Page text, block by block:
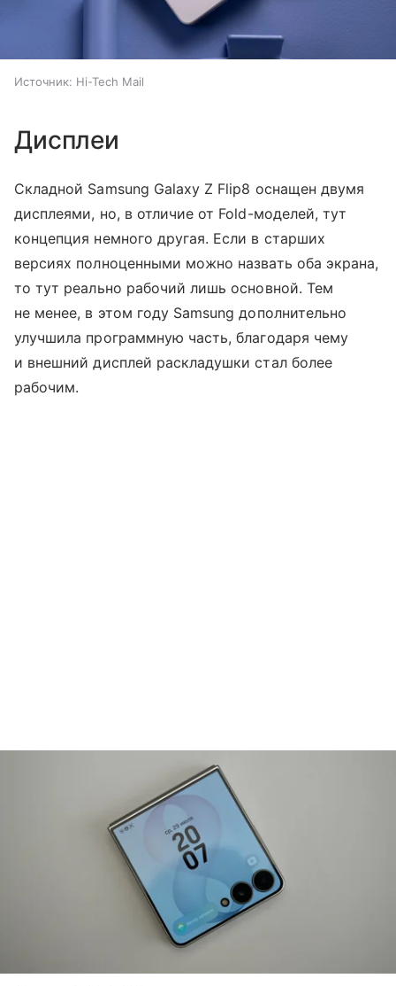
Источник: Hi-Tech Mail
Дисплеи
Складной Samsung Galaxy Z Flip8 оснащен двумя
дисплеями, но, в отличие от Fold-моделей, тут
концепция немного другая. Если в старших
версиях полноценными можно назвать оба экрана,
то тут реально рабочий лишь основной. Тем
не менее, в этом году Samsung дополнительно
улучшила программную часть, благодаря чему
и внешний дисплей раскладушки стал более
рабочим.